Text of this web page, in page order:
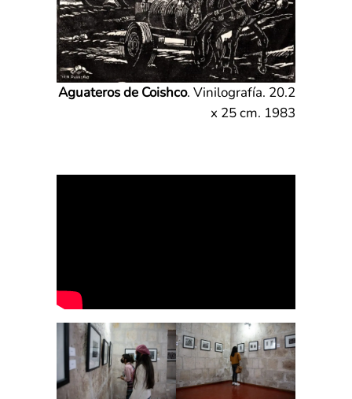
Aguateros de Coishco. Vinilografía. 20.2
x 25 cm. 1983